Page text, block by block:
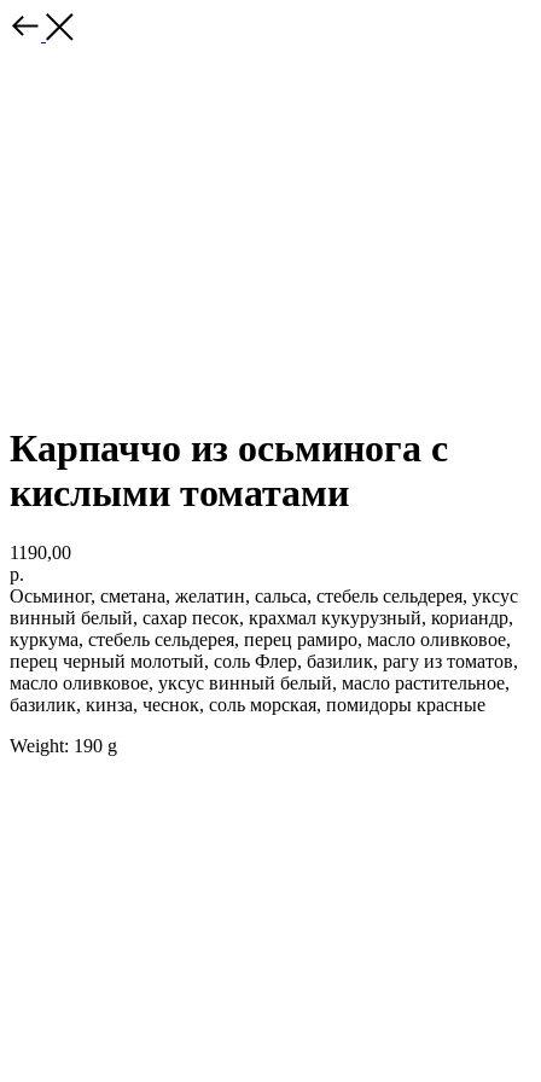
Карпаччо из осьминога с
кислыми томатами
1190,00
р.
Осьминог, сметана, желатин, сальса, стебель сельдерея, уксус
винный белый, сахар песок, крахмал кукурузный, кориандр,
куркума, стебель сельдерея, перец рамиро, масло оливковое,
перец черный молотый, соль Флер, базилик, рагу из томатов,
масло оливковое, уксус винный белый, масло растительное,
базилик, кинза, чеснок, соль морская, помидоры красные
Weight: 190 g